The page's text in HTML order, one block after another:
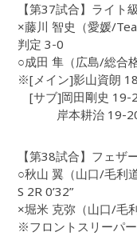
【第37試合】ライト
×藤川 智史（愛媛/
判定 3-0
○成田 隼（広島/総合
※[メイン]影山資朗
[サブ]岡田剛史 19-
岸本耕治 19-
【第38試合】フェザ
○秋山 翼（山口/毛利道
S 2R 0’32”
×堀米 克弥（山口/毛
※フロントスリーパ